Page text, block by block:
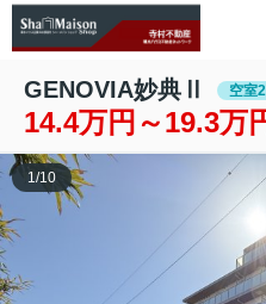
GENOVIA妙典Ⅱ 空室2
14.4万円～19.3万
1/10